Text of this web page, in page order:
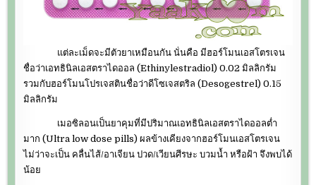
แต่ละเม็ดจะมีตัวยาเหมือนกัน นั่นคือ มีฮอร์โมนเอสโตรเจน
ชื่อว่าเอทธินิลเอสตราไดออล (Ethinylestradiol) 0.02 มิลลิกรัม
รวมกับฮอร์โมนโปรเจสตินชื่อว่าดีโซเจสตริล (Desogestrel) 0.15
มิลลิกรัม
เมอซิลอนเป็นยาคุมที่มีปริมาณเอทธินิลเอสตราไดออลต่ำ
มาก (Ultra low dose pills) ผลข้างเคียงจากฮอร์โมนเอสโตรเจน
ไม่ว่าจะเป็น คลื่นไส้/อาเจียน ปวด/เวียนศีรษะ บวมน้ำ หรือฝ้า จึงพบได้
น้อย